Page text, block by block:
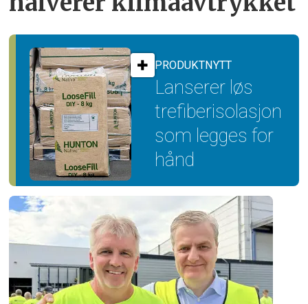
PRODUKTNYTT
Lanserer løs
trefiber­isolasjon
som legges for
hånd